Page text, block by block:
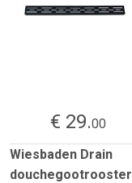
€ 29.00
Wiesbaden Drain
douchegootrooster